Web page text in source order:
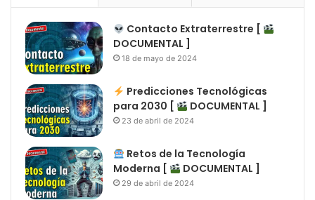
Contacto Extraterrestre [
DOCUMENTAL ]
18 de mayo de 2024
Predicciones Tecnológicas
para 2030 [
DOCUMENTAL ]
23 de abril de 2024
Retos de la Tecnología
Moderna [
DOCUMENTAL ]
29 de abril de 2024